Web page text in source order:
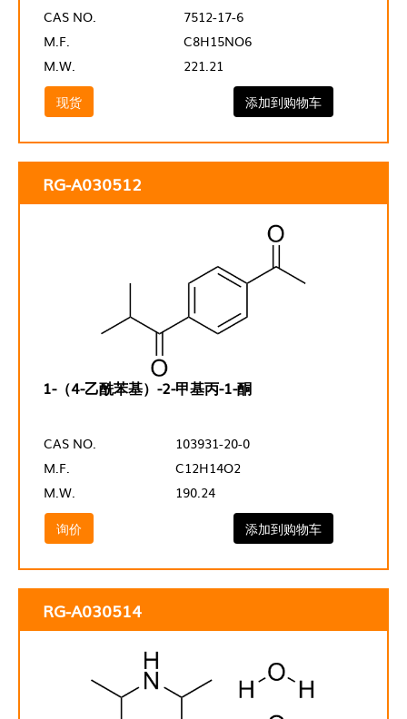
CAS NO.
7512-17-6
M.F.
C8H15NO6
M.W.
221.21
现货
添加到购物车
RG-A030512
1-（4-乙酰苯基）-2-甲基丙-1-酮
CAS NO.
103931-20-0
M.F.
C12H14O2
M.W.
190.24
询价
添加到购物车
RG-A030514